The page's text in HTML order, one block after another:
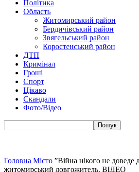
Політика
Область
Житомирський район
Бердичівський район
Звягельський район
Коростенський район
ДТП
Кримінал
Гроші
Спорт
Цікаво
Скандали
Фото/Відео
Головна Місто ”Війна нікого не доведе
житомирський довгожитель. ВІДЕО